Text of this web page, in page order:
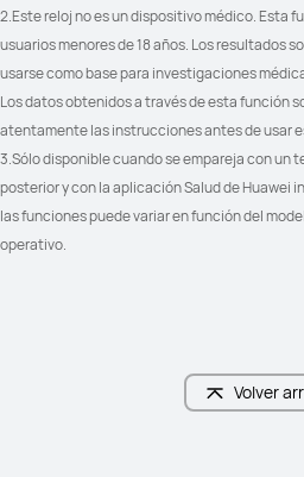
Notificaciones de mensajes
Respuesta a SMS*
Respuesta a mensajes de redes
sociales*
(*Solo compatible con Android)
2.Este reloj no es un dispositivo médico. Esta
usuarios menores de 18 años. Los resultados
usarse como base para investigaciones
Los datos obtenidos a través de esta función
atentamente las instrucciones antes de usar
3.Sólo disponible cuando se empareja con un
posterior y con la aplicación Salud de Huawei
las funciones puede variar en función del
operativo.
Volver